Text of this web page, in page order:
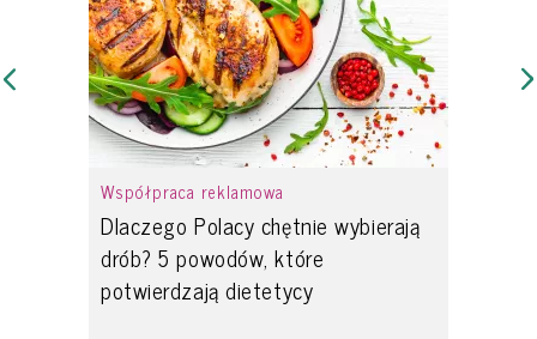
Współpraca reklamowa
Dlaczego Polacy chętnie wybierają
drób? 5 powodów, które
potwierdzają dietetycy